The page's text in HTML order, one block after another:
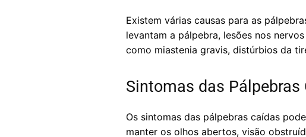
Existem várias causas para as
levantam a pálpebra, lesões nos
como miastenia gravis, distúrbios da
Sintomas das Pálpebras
Os sintomas das pálpebras caídas
manter os olhos abertos, visão